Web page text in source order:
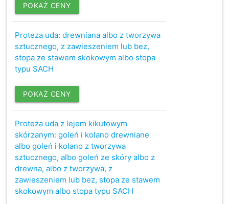
POKAŻ CENY
Proteza uda: drewniana albo z tworzywa
sztucznego, z zawieszeniem lub bez,
stopa ze stawem skokowym albo stopa
typu SACH
POKAŻ CENY
Proteza uda z lejem kikutowym
skórzanym: goleń i kolano drewniane
albo goleń i kolano z tworzywa
sztucznego, albo goleń ze skóry albo z
drewna, albo z tworzywa, z
zawieszeniem lub bez, stopa ze stawem
skokowym albo stopa typu SACH